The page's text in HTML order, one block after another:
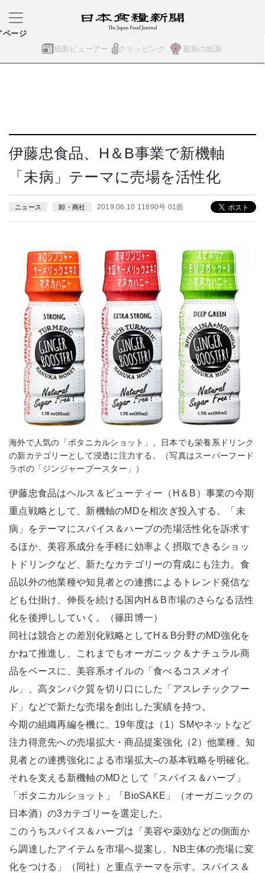
紙面ビューアー クリッピング 最新の紙面
ページ
伊藤忠食品、H＆B事業で新機軸
「未病」テーマに売場を活性化
ニュース 卸・商社 2019.06.10 11890号 01面
海外で人気の「ボタニカルショット」。日本でも栄養系ドリンク
の新カテゴリーとして浸透に注力する。（写真はスーパーフード
ラボの「ジンジャーブースター」）
伊藤忠食品はヘルス＆ビューティー（H＆B）事業の今期
重点戦略として、新機軸のMDを相次ぎ投入する。「未
病」をテーマにスパイス＆ハーブの売場活性化を訴求す
るほか、美容系成分を手軽に効率よく摂取できるショッ
トドリンクなど、新たなカテゴリーの育成にも注力。食
品以外の他業種や知見者との連携によるトレンド発信な
ども仕掛け、伸長を続ける国内H＆B市場のさらなる活性
化を後押ししていく。（篠田博一）
同社は競合との差別化戦略としてH＆B分野のMD強化を
かねて推進し、これまでもオーガニック＆ナチュラル商
品をベースに、美容系オイルの「食べるコスメオイ
ル」、高タンパク質を切り口にした「アスレチックフー
ド」などで新たな売場を創出した実績を持つ。
今期の組織再編を機に、19年度は（1）SMやネットなど
注力得意先への売場拡大・商品提案強化（2）他業種、知
見者との連携強化による市場拡大–の基本戦略を明確化。
それを支える新機軸のMDとして「スパイス＆ハーブ」
「ボタニカルショット」「BioSAKE」（オーガニックの
日本酒）の3カテゴリーを選定した。
このうちスパイス＆ハーブは「美容や薬効などの側面か
ら調達したアイテムを市場へ提案し、NB主体の売場に変
化をつける」（同社）と重点テーマを示す。スパイス＆